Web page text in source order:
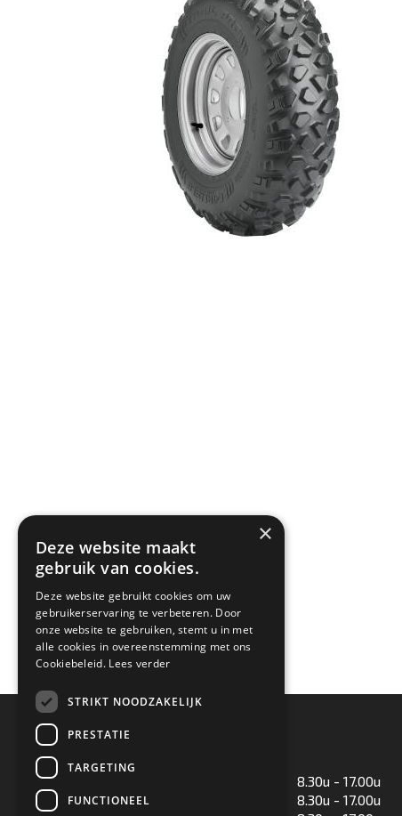
Openingstijden
8.30u - 17.00u
Dinsdag
8.30u - 17.00u
×
Deze website maakt
gebruik van cookies.
Deze website gebruikt cookies om uw
gebruikerservaring te verbeteren. Door
onze website te gebruiken, stemt u in met
alle cookies in overeenstemming met ons
Cookiebeleid. Lees verder
STRIKT NOODZAKELIJK
PRESTATIE
TARGETING
FUNCTIONEEL